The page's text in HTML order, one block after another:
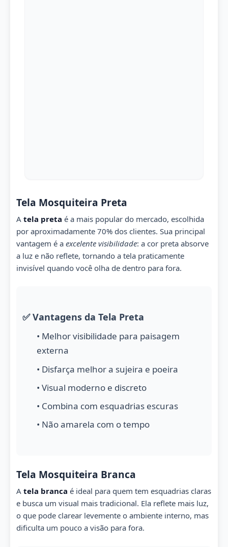
Tela Mosquiteira Preta
A tela preta é a mais popular do mercado, escolhida
por aproximadamente 70% dos clientes. Sua principal
vantagem é a excelente visibilidade: a cor preta absorve
a luz e não reflete, tornando a tela praticamente
invisível quando você olha de dentro para fora.
✅ Vantagens da Tela Preta
• Melhor visibilidade para paisagem
externa
• Disfarça melhor a sujeira e poeira
• Visual moderno e discreto
• Combina com esquadrias escuras
• Não amarela com o tempo
Tela Mosquiteira Branca
A tela branca é ideal para quem tem esquadrias claras
e busca um visual mais tradicional. Ela reflete mais luz,
o que pode clarear levemente o ambiente interno, mas
dificulta um pouco a visão para fora.